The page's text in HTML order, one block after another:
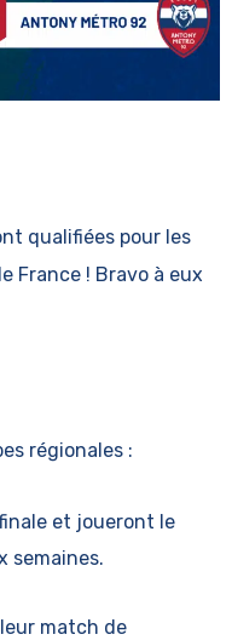
qualifiées pour les
France ! Bravo à eux
régionales :
et joueront le
semaines.
match de